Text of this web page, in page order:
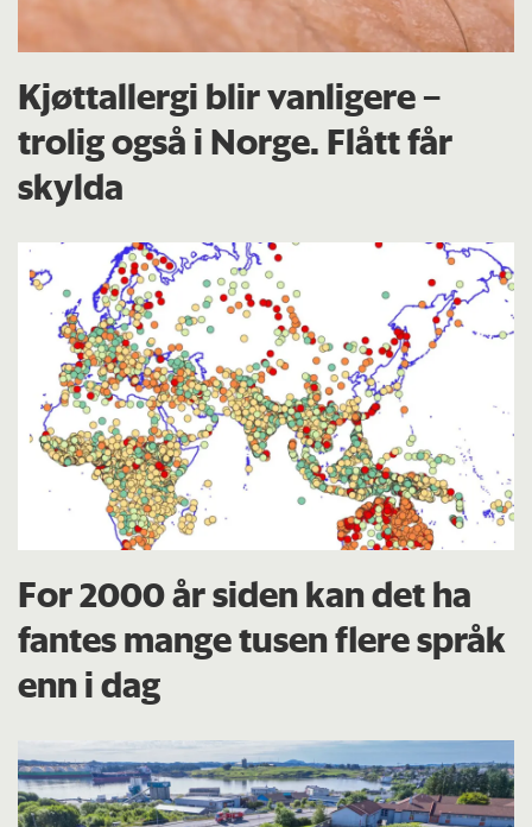
Kjøttallergi blir vanligere –
trolig også i Norge. Flått får
skylda
For 2000 år siden kan det ha
fantes mange tusen flere språk
enn i dag